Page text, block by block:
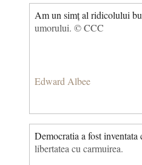
Am un simț al ridicolului
umorului. © CCC
Edward Albee
Democratia a fost
libertatea cu carmuirea.